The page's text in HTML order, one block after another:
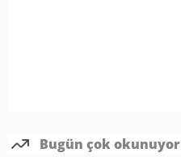
Bugün çok okunuyor